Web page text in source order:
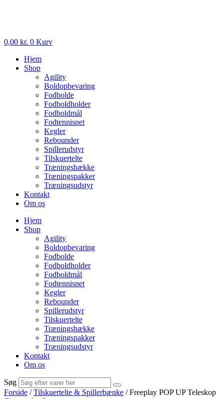
0,00 kr. 0 Kurv
Hjem
Shop
Agility
Boldopbevaring
Fodbolde
Fodboldholder
Fodboldmål
Fodtennisnet
Kegler
Rebounder
Spillerudstyr
Tilskuertelte
Træningshække
Træningspakker
Træningsudstyr
Kontakt
Om os
Hjem
Shop
Agility
Boldopbevaring
Fodbolde
Fodboldholder
Fodboldmål
Fodtennisnet
Kegler
Rebounder
Spillerudstyr
Tilskuertelte
Træningshække
Træningspakker
Træningsudstyr
Kontakt
Om os
Søg
Forside /Tilskuertelte & Spillerbænke / Freeplay POP UP Teleskop